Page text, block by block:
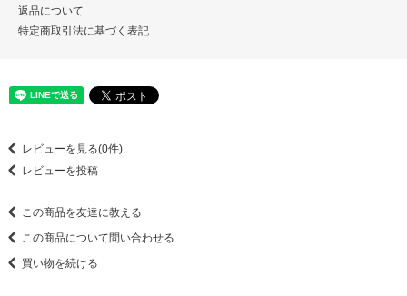
返品について
特定商取引法に基づく表記
レビューを見る(0件)
レビューを投稿
この商品を友達に教える
この商品について問い合わせる
買い物を続ける